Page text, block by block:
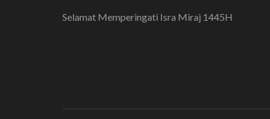
Selamat Memperingati Isra Miraj 1445H